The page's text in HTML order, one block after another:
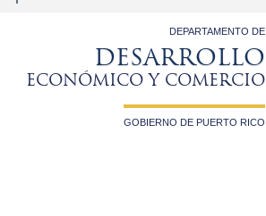
DEPARTAMENTO DE
DESARROLLO
ECONÓMICO Y COMERCIO
GOBIERNO DE PUERTO RICO